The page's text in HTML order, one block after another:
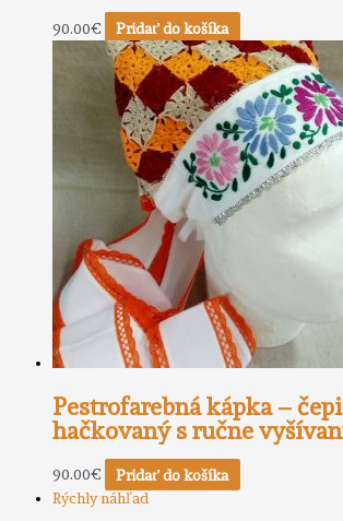
90.00€ Pridať do košíka
Pestrofarebná kápka –
hačkovaný s ručne
90.00€
Pridať do košíka
Rýchly náhľad